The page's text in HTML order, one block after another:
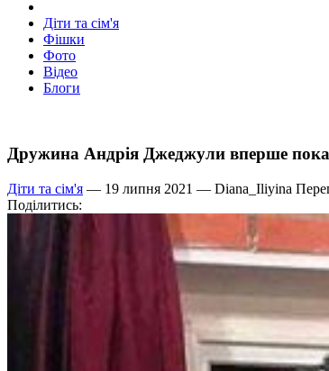
Діти та сім'я
Фішки
Фото
Відео
Блоги
Дружина Андрія Джеджули вперше
Діти та сім'я — 19 липня 2021 — Diana_Iliyina
Поділитись: